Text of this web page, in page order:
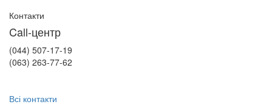
Контакти
Call-центр
(044) 507-17-19
(063) 263-77-62
Всі контакти